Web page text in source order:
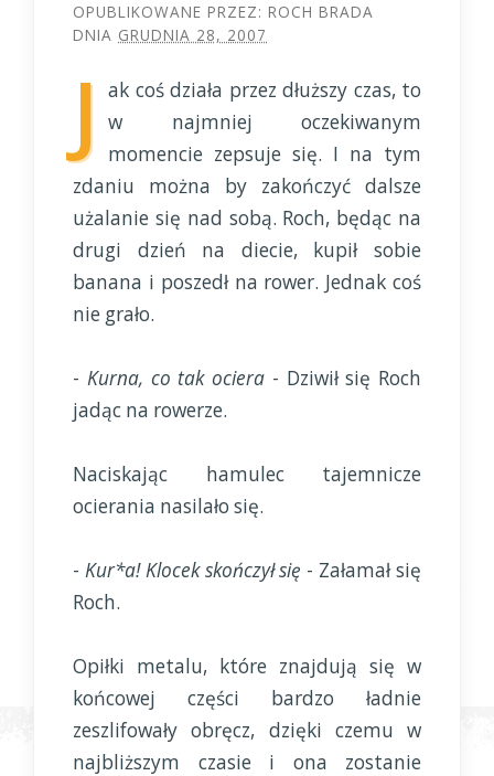
OPUBLIKOWANE PRZEZ: ROCH BRADA
DNIA GRUDNIA 28, 2007
J
ak coś działa przez dłuższy czas, to
w najmniej oczekiwanym
momencie zepsuje się. I na tym
zdaniu można by zakończyć dalsze
użalanie się nad sobą. Roch, będąc na
drugi dzień na diecie, kupił sobie
banana i poszedł na rower. Jednak coś
nie grało.
- Kurna, co tak ociera - Dziwił się Roch
jadąc na rowerze.
Naciskając hamulec tajemnicze
ocierania nasilało się.
- Kur*a! Klocek skończył się - Załamał się
Roch.
Opiłki metalu, które znajdują się w
końcowej części bardzo ładnie
zeszlifowały obręcz, dzięki czemu w
najbliższym czasie i ona zostanie